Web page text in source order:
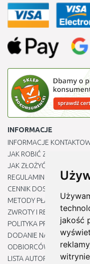
jakość
INFORMACJE
INFORMACJE
JAK ROBIĆ ZAKUPY ?
JAK ZŁOŻYĆ REKLAMACJĘ
REGULAMIN
CENNIK DOSTAWY
METODY PŁATNOŚCI
ZWROTY I REKLAMACJE
POLITYKA PRYWATNOŚCI
DODANIE NASZYCH
ODBIORCÓW
LISTA